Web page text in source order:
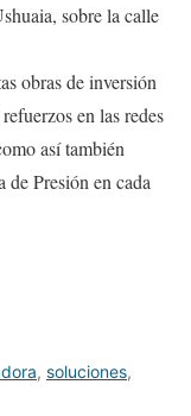
sobre la calle
obras de inversión
en las redes
así también
Presión en cada
, soluciones,